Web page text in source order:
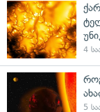
4
5